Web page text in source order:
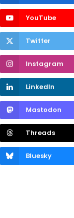
YouTube
Twitter
Instagram
LinkedIn
Mastodon
Threads
Bluesky